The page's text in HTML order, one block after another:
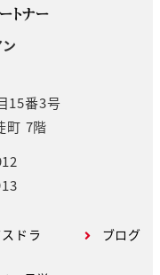
15番3号
町 7階
ドラ
ブログ